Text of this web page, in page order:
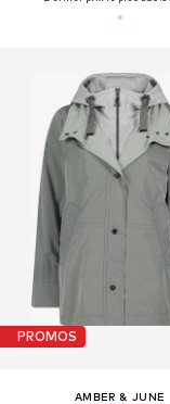
PROMOS
AMBER & JUNE